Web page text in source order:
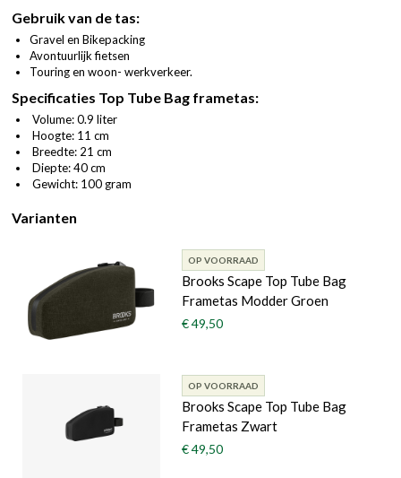
Gebruik van de tas:
Gravel en Bikepacking
Avontuurlijk fietsen
Touring en woon- werkverkeer.
Specificaties Top Tube Bag frametas:
Volume: 0.9 liter
Hoogte: 11 cm
Breedte: 21 cm
Diepte: 40 cm
Gewicht: 100 gram
Varianten
OP VOORRAAD
Brooks Scape Top Tube Bag
Frametas Modder Groen
€ 49,50
OP VOORRAAD
Brooks Scape Top Tube Bag
Frametas Zwart
€ 49,50